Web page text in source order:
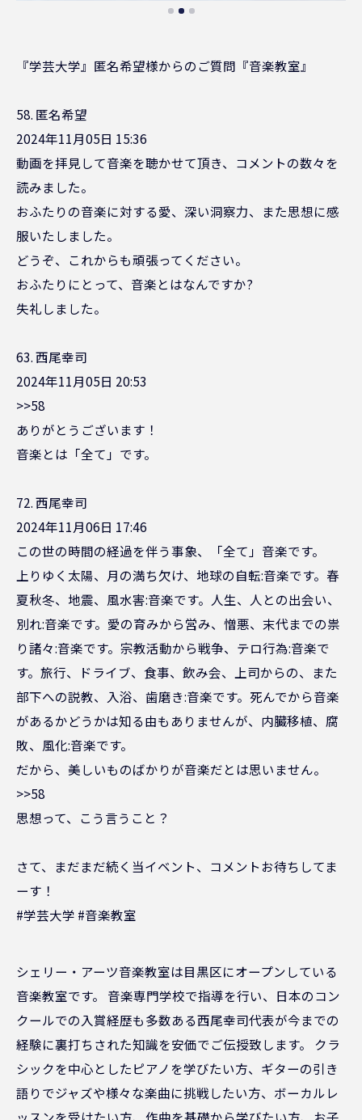
『学芸大学』匿名希望様からのご質問『音楽教室』
58. 匿名希望
2024年11月05日 15:36
動画を拝見して音楽を聴かせて頂き、コメントの数々を
読みました。
おふたりの音楽に対する愛、深い洞察力、また思想に感
服いたしました。
どうぞ、これからも頑張ってください。
おふたりにとって、音楽とはなんですか?
失礼しました。
63. 西尾幸司
2024年11月05日 20:53
>>58
ありがとうございます！
音楽とは「全て」です。
72. 西尾幸司
2024年11月06日 17:46
この世の時間の経過を伴う事象、「全て」音楽です。
上りゆく太陽、月の満ち欠け、地球の自転:音楽です。春
夏秋冬、地震、風水害:音楽です。人生、人との出会い、
別れ:音楽です。愛の育みから営み、憎悪、末代までの祟
り諸々:音楽です。宗教活動から戦争、テロ行為:音楽で
す。旅行、ドライブ、食事、飲み会、上司からの、また
部下への説教、入浴、歯磨き:音楽です。死んでから音楽
があるかどうかは知る由もありませんが、内臓移植、腐
敗、風化:音楽です。
だから、美しいものばかりが音楽だとは思いません。
>>58
思想って、こう言うこと？
さて、まだまだ続く当イベント、コメントお待ちしてま
ーす！
#学芸大学 #音楽教室
シェリー・アーツ音楽教室は目黒区にオープンしている
音楽教室です。 音楽専門学校で指導を行い、日本のコン
クールでの入賞経歴も多数ある西尾幸司代表が今までの
経験に裏打ちされた知識を安価でご伝授致します。 クラ
シックを中心としたピアノを学びたい方、ギターの引き
語りでジャズや様々な楽曲に挑戦したい方、ボーカルレ